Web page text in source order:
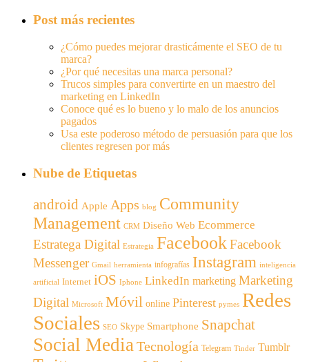
Post más recientes
¿Cómo puedes mejorar drasticámente el SEO de tu
marca?
¿Por qué necesitas una marca personal?
Trucos simples para convertirte en un maestro del
marketing en LinkedIn
Conoce qué es lo bueno y lo malo de los anuncios
pagados
Usa este poderoso método de persuasión para que los
clientes regresen por más
Nube de Etiquetas
android Apple Apps blog Community
Management CRM Diseño Web Ecommerce
Estratega Digital Estrategia FacebookFacebook
Messenger Gmail herramienta infografías Instagram inteligencia
artificial Internet iOS Iphone LinkedIn marketing Marketing
Digital Microsoft Móvil online Pinterest pymes Redes
Sociales SEO Skype Smartphone Snapchat
Social Media Tecnología Telegram Tinder Tumblr